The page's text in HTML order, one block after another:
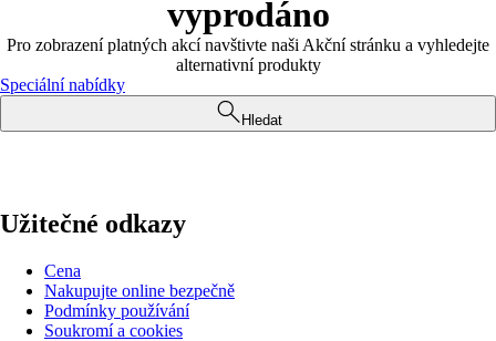
vyprodáno
Pro zobrazení platných akcí navštivte naši Akční stránku a vyhledejte
alternativní produkty
Speciální nabídky
Hledat
Užitečné odkazy
Cena
Nakupujte online bezpečně
Podmínky používání
Soukromí a cookies